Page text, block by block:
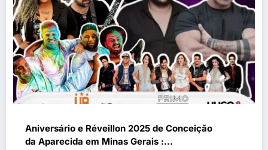
Aniversário e Réveillon 2025 de Conceição
da Aparecida em Minas Gerais :